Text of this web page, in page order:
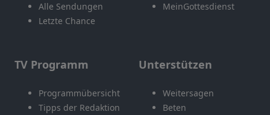
Alle Sendungen
Letzte Chance
MeinGottesdienst
TV Programm
Programmübersicht
Tipps der Redaktion
Unterstützen
Weitersagen
Beten